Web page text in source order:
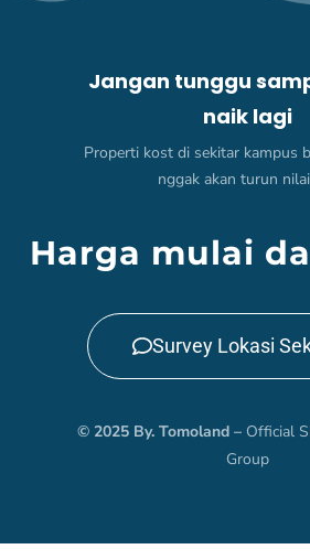
Jangan tunggu
naik lagi
Properti kost di sekitar kampus
nggak akan turun
Harga mulai
Survey Lokasi
© 2025 By. Tomoland – Official
Group